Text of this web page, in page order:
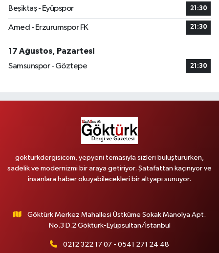
Beşiktaş - Eyüpspor 21:30
Amed - Erzurumspor FK 21:30
17 Ağustos, Pazartesi
Samsunspor - Göztepe
21:30
gokturkdergisicom, yepyeni temasıyla sizleri buluştururken,
sadelik ve modernizmi bir araya getiriyor. Şatafattan kaçınıyor ve
insanlara haber okuyabilecekleri bir altyapı sunuyor.
Göktürk Merkez Mahallesi Üstküme Sokak Manolya Apt.
No.3 D.2 Göktürk-Eyüpsultan/İstanbul
0212 322 17 07 - 0541 271 24 48